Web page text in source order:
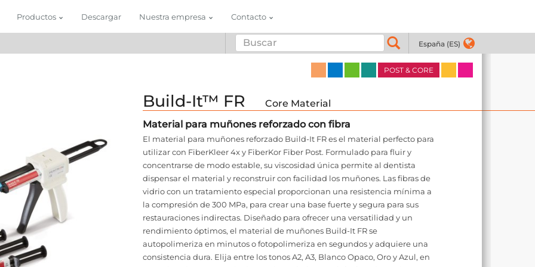
Productos Descargar Nuestra empresa Contacto
España (ES)
POST & CORE
Build-It™ FR
Core Material
Material para muñones reforzado con fibra
El material para muñones reforzado Build-It FR es el material perfecto para
utilizar con FiberKleer 4x y FiberKor Fiber Post. Formulado para fluir y
concentrarse de modo estable, su viscosidad única permite al dentista
dispensar el material y reconstruir con facilidad los muñones. Las fibras de
vidrio con un tratamiento especial proporcionan una resistencia mínima a
la compresión de 300 MPa, para crear una base fuerte y segura para sus
restauraciones indirectas. Diseñado para ofrecer una versatilidad y un
rendimiento óptimos, el material de muñones Build-It FR se
autopolimeriza en minutos o fotopolimeriza en segundos y adquiere una
consistencia dura. Elija entre los tonos A2, A3, Blanco Opaco, Oro y Azul, en